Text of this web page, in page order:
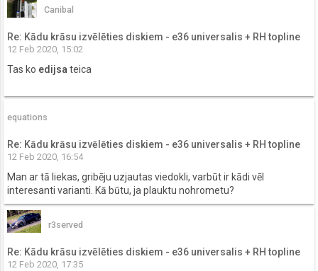
Canibal
Re: Kādu krāsu izvēlēties diskiem - e36 universalis + RH topline
12 Feb 2020, 15:02
Tas ko edijsateica
equations
Re: Kādu krāsu izvēlēties diskiem - e36 universalis + RH topline
12 Feb 2020, 16:54
Man ar tā liekas, gribēju uzjautas viedokli, varbūt ir kādi vēl
interesanti varianti. Kā būtu, ja plauktu nohrometu?
r3served
Re: Kādu krāsu izvēlēties diskiem - e36 universalis + RH topline
12 Feb 2020, 17:35